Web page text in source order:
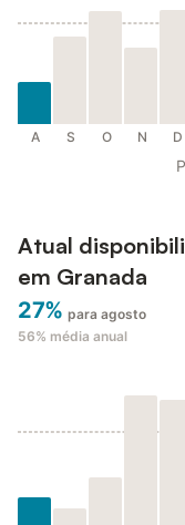
A S O N D
Atual
em Granada
27% para agosto
56% média anual